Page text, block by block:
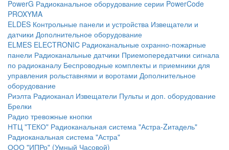
PowerG Радиоканальное оборудование серии PowerCode
PROXYMA
ELDES Контрольные панели и устройства Извещатели и
датчики Дополнительное оборудование
ELMES ELECTRONIC Радиоканальные охранно-пожарные
панели Радиоканальные датчики Приемопередатчики сигнала
по радиоканалу Беспроводные комплекты и приемники для
управления рольставнями и воротами Дополнительное
оборудование
Риэлта Радиоканал Извещатели Пульты и доп. оборудование
Брелки
Радио тревожные кнопки
НТЦ "ТЕКО" Радиоканальная система "Астра-Zитадель"
Радиоканальная система "Астра"
ООО "ИПРо" (Умный Часовой)